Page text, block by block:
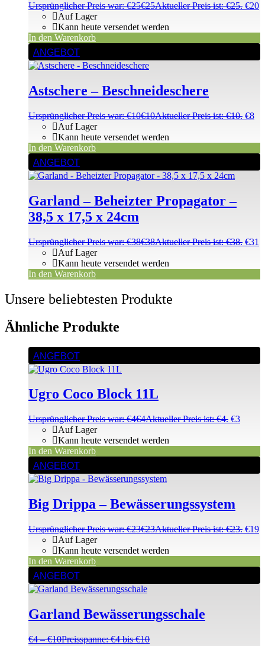
Ursprünglicher Preis war: €25€25Aktueller Preis ist: €25. €20
Auf Lager
Kann heute versendet werden
In den Warenkorb
ANGEBOT
Astschere – Beschneideschere
Ursprünglicher Preis war: €10€10Aktueller Preis ist: €10. €8
Auf Lager
Kann heute versendet werden
In den Warenkorb
ANGEBOT
Garland – Beheizter Propagator –
38,5 x 17,5 x 24cm
Ursprünglicher Preis war: €38€38Aktueller Preis ist: €38. €31
Auf Lager
Kann heute versendet werden
In den Warenkorb
Unsere beliebtesten Produkte
Ähnliche Produkte
ANGEBOT
Ugro Coco Block 11L
Ursprünglicher Preis war: €4€4Aktueller Preis ist: €4. €3
Auf Lager
Kann heute versendet werden
In den Warenkorb
ANGEBOT
Big Drippa – Bewässerungssystem
Ursprünglicher Preis war: €23€23Aktueller Preis ist: €23. €19
Auf Lager
Kann heute versendet werden
In den Warenkorb
ANGEBOT
Garland Bewässerungsschale
€4 –€10Preisspanne: €4 bis €10